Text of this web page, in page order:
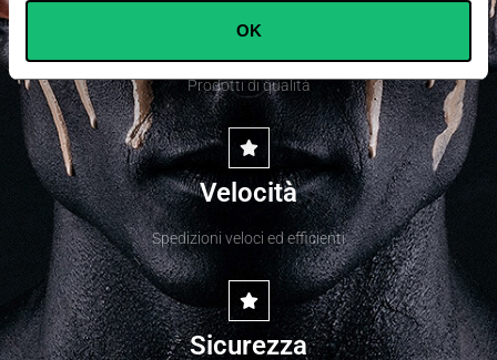
Consent
Selection
Preferences
Statistics
Marketing
OK
Qualità
Prodotti di qualità
Velocità
Spedizioni veloci ed efficienti
Sicurezza